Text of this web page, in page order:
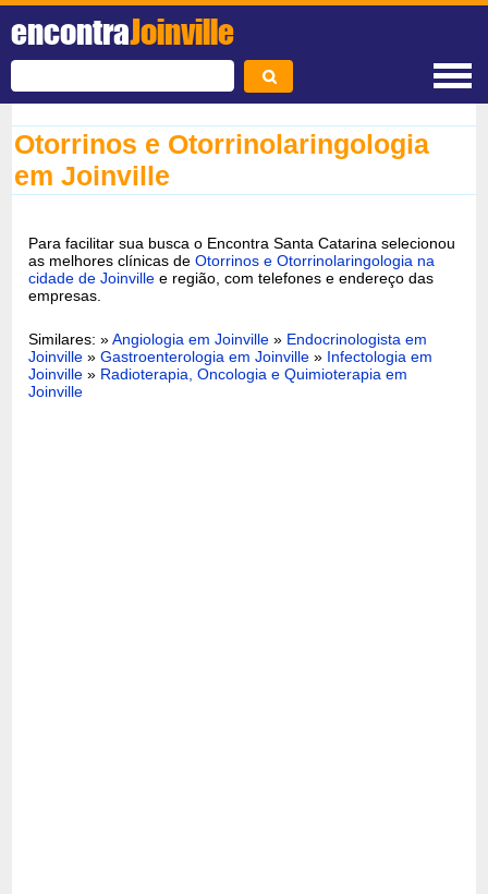
encontraJoinville
Otorrinos e Otorrinolaringologia
em Joinville
Para facilitar sua busca o Encontra Santa Catarina selecionou
as melhores clínicas deOtorrinos e Otorrinolaringologia na
cidade de Joinville e região, com telefones e endereço das
empresas.
Similares: »Angiologia em Joinville » Endocrinologista em
Joinville »Gastroenterologia em Joinville » Infectologia em
Joinville » Radioterapia, Oncologia e Quimioterapia em
Joinville